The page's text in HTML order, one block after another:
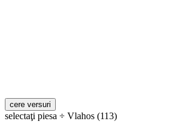
selectaţi piesa ÷ Vlahos (113)